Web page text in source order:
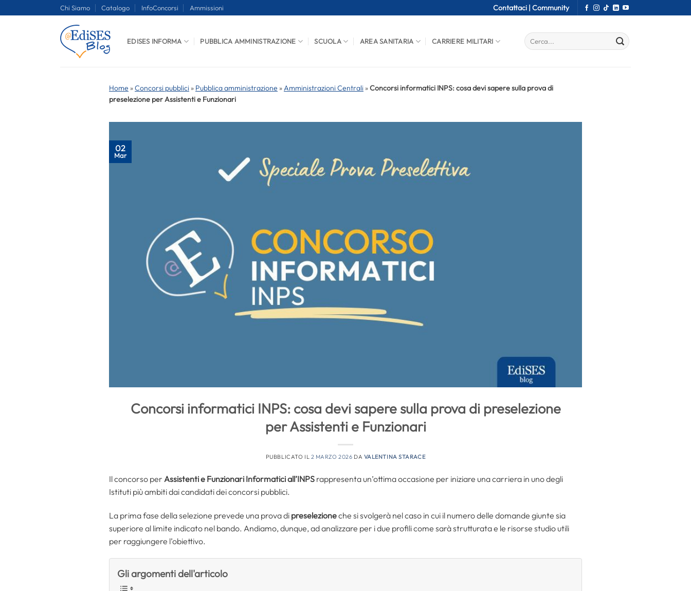
Chi Siamo Catalogo InfoConcorsi Ammissioni Contattaci | Community
EDISES INFORMA PUBBLICA AMMINISTRAZIONE SCUOLA AREA SANITARIA CARRIERE MILITARI
Home »Concorsi pubblici » Pubblica amministrazione »Amministrazioni Centrali »Concorsi informatici INPS: cosa devi sapere sulla prova di
preselezione per Assistenti e Funzionari
02
Mar
Concorsi informatici INPS: cosa devi sapere sulla prova di preselezione
per Assistenti e Funzionari
PUBBLICATO IL 2 MARZO 2026 DA VALENTINA STARACE
Il concorso per Assistenti e Funzionari Informatici all’INPS rappresenta un’ottima occasione per iniziare una carriera in uno degli
Istituti più ambiti dai candidati dei concorsi pubblici.
La prima fase della selezione prevede una prova di preselezioneche si svolgerà nel caso in cui il numero delle domande giunte sia
superiore al limite indicato nel bando. Andiamo, dunque, ad analizzare per i due profili come sarà strutturata e le risorse studio utili
per raggiungere l’obiettivo.
Gli argomenti dell'articolo